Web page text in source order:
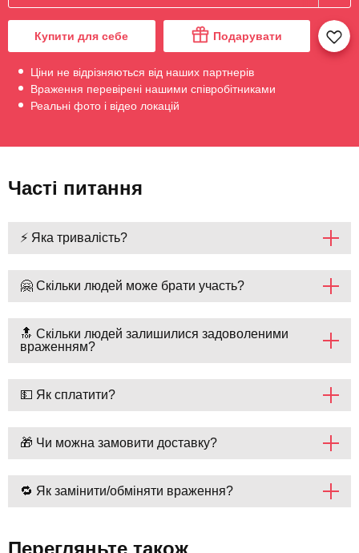
Купити для себе Подарувати
Ціни не відрізняються від наших партнерів
Враження перевірені нашими співробітниками
Реальні фото і відео локацій
Часті питання
⚡ Яка тривалість?
🤗 Скільки людей може брати участь?
🔝 Скільки людей залишилися задоволеними
враженням?
💵 Як сплатити?
🎁 Чи можна замовити доставку?
🔁 Як замінити/обміняти враження?
Перегляньте також